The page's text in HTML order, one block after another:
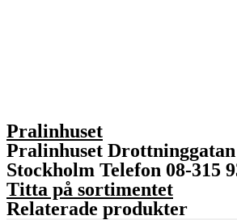
Pralinhuset
Pralinhuset Drottninggatan
Stockholm Telefon 08-315
Titta på sortimentet
Relaterade produkter